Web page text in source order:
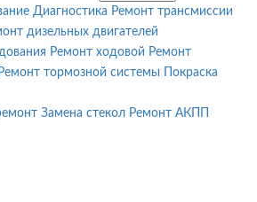
Диагностика Ремонт трансмиссии
дизельных двигателей
Ремонт ходовой Ремонт
Ремонт тормозной системы
Покраска
Замена стекол Ремонт АКПП